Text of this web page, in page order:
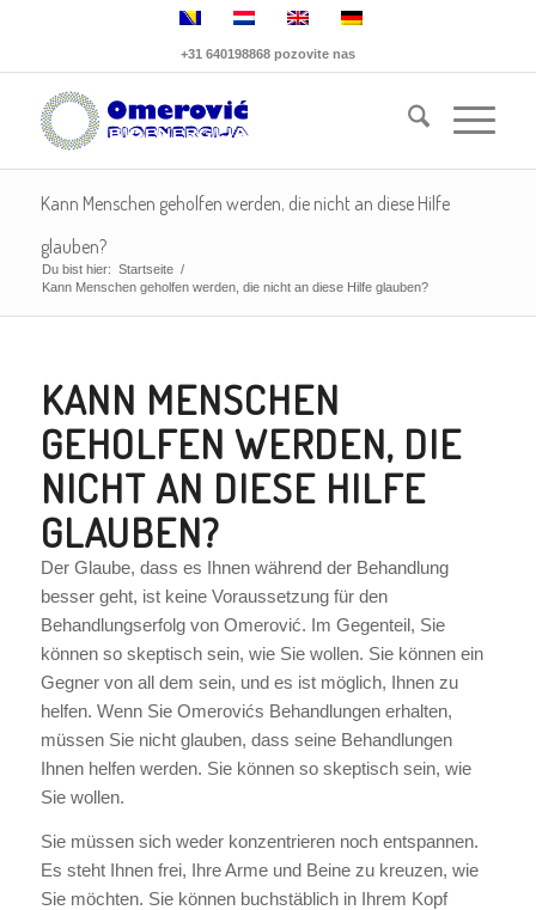
+31 640198868 pozovite nas
Kann Menschen geholfen werden, die nicht an diese Hilfe
glauben?
Du bist hier: Startseite /
Kann Menschen geholfen werden, die nicht an diese Hilfe glauben?
KANN MENSCHEN
GEHOLFEN WERDEN, DIE
NICHT AN DIESE HILFE
GLAUBEN?
Der Glaube, dass es Ihnen während der Behandlung
besser geht, ist keine Voraussetzung für den
Behandlungserfolg von Omerović. Im Gegenteil, Sie
können so skeptisch sein, wie Sie wollen. Sie können ein
Gegner von all dem sein, und es ist möglich, Ihnen zu
helfen. Wenn Sie Omerovićs Behandlungen erhalten,
müssen Sie nicht glauben, dass seine Behandlungen
Ihnen helfen werden. Sie können so skeptisch sein, wie
Sie wollen.
Sie müssen sich weder konzentrieren noch entspannen.
Es steht Ihnen frei, Ihre Arme und Beine zu kreuzen, wie
Sie möchten. Sie können buchstäblich in Ihrem Kopf